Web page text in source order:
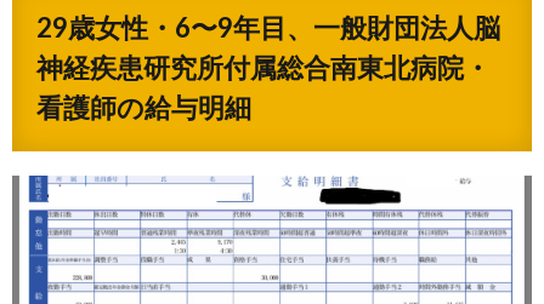
29歳女性・6〜9年目、一般財団法人脳
神経疾患研究所付属総合南東北病院・
看護師の給与明細